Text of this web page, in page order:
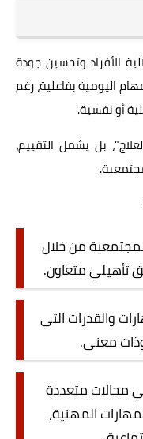
الأفراد وتحسين جودة
اليومية بفاعلية، رغم
أو نفسية.
بل يشمل التقييم،
من خلال
تأهيلي متعاون.
والقدرات التي
معنى.
مجالات متعددة
المهنية،